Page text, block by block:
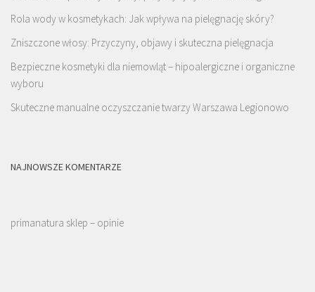
Rola wody w kosmetykach: Jak wpływa na pielęgnację skóry?
Zniszczone włosy: Przyczyny, objawy i skuteczna pielęgnacja
Bezpieczne kosmetyki dla niemowląt – hipoalergiczne i organiczne
wyboru
Skuteczne manualne oczyszczanie twarzy Warszawa Legionowo
NAJNOWSZE KOMENTARZE
primanatura sklep – opinie